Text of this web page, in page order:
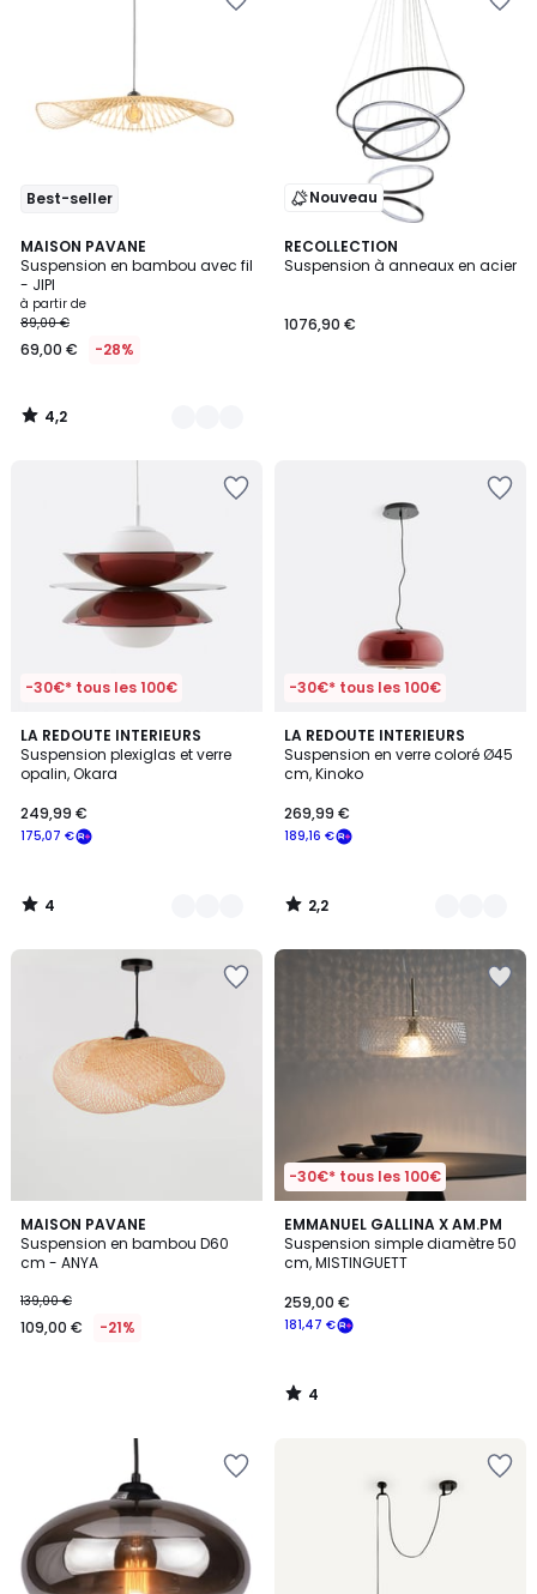
Best-seller
MAISON PAVANE
Suspension en bambou avec fil
- JIPI
à partir de
89,00 €
69,00 € -28%
4,2
/ 5
2
Couleurs
4,2
/
Nouveau
RECOLLECTION
Suspension à anneaux en acier
1076,90 €
-30€* tous les 100€
LA REDOUTE INTERIEURS
Suspension plexiglas et verre
opalin, Okara
175,07 €
249,99 €
4
/
5
3
Couleurs
4
/
-30€* tous les 100€
LA REDOUTE INTERIEURS
Suspension en verre coloré Ø45
cm, Kinoko
189,16 €
269,99 €
2,2
/ 5
3
Couleurs
2,2
/
MAISON PAVANE
Suspension en bambou D60
cm - ANYA
139,00 €
109,00 € -21%
-30€* tous les 100€
EMMANUEL GALLINA X AM.PM
Suspension simple diamètre 50
cm, MISTINGUETT
181,47 €
259,00 €
4
/
5
4
/